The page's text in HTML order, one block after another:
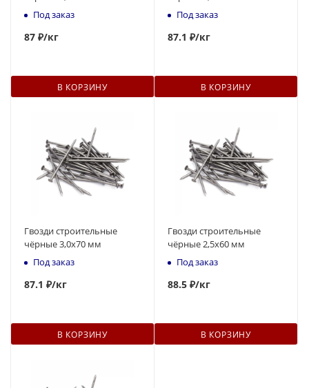
Под заказ
87 ₽/кг
В КОРЗИНУ
Под заказ
87.1 ₽/кг
В КОРЗИНУ
Гвозди строительные
чёрные 3,0x70 мм
Под заказ
87.1 ₽/кг
В КОРЗИНУ
Гвозди строительные
чёрные 2,5x60 мм
Под заказ
88.5 ₽/кг
В КОРЗИНУ